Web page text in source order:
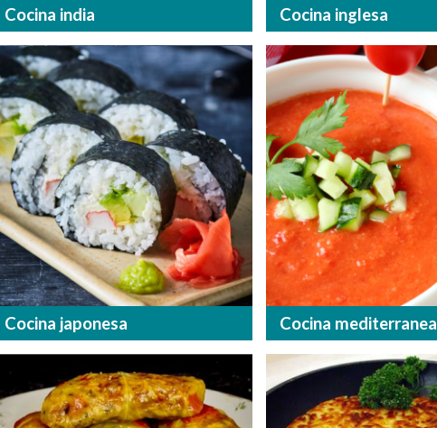
Cocina india Cocina inglesa
Cocina japonesa Cocina mediterranea